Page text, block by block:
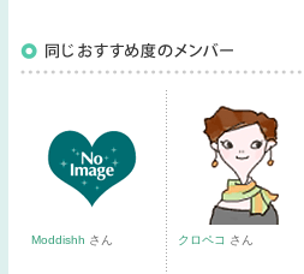
Moddishh さん クロペコ さん